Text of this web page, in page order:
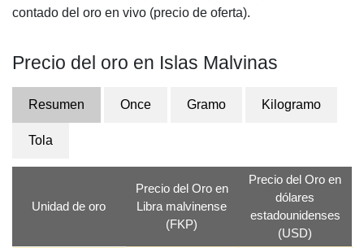
contado del oro en vivo (precio de oferta).
Precio del oro en Islas Malvinas
Resumen Once Gramo Kilogramo
Tola
Unidad de oro
Precio del Oro en
Libra malvinense
(FKP)
Precio del Oro en
dólares
estadounidenses
(USD)